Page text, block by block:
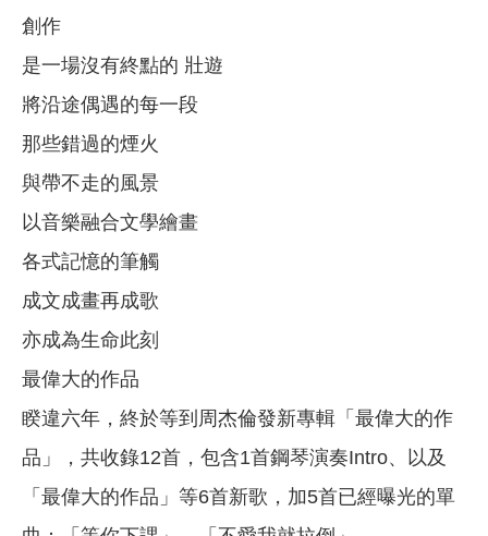
創作
是一場沒有終點的 壯遊
將沿途偶遇的每一段
那些錯過的煙火
與帶不走的風景
以音樂融合文學繪畫
各式記憶的筆觸
成文成畫再成歌
亦成為生命此刻
最偉大的作品
睽違六年，終於等到周杰倫發新專輯「最偉大的作
品」，共收錄12首，包含1首鋼琴演奏Intro、以及
「最偉大的作品」等6首新歌，加5首已經曝光的單